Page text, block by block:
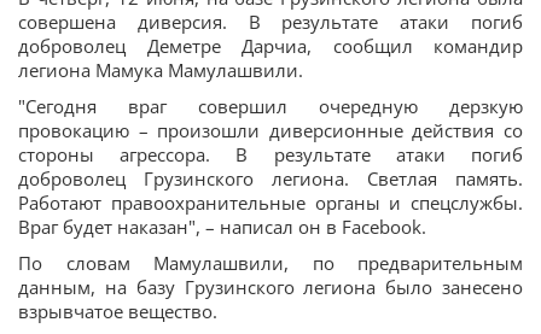
совершена диверсия. В результате атаки погиб
доброволец Деметре Дарчиа, сообщил командир
легиона Мамука Мамулашвили.
"Сегодня враг совершил очередную дерзкую
провокацию – произошли диверсионные действия со
стороны агрессора. В результате атаки погиб
доброволец Грузинского легиона. Светлая память.
Работают правоохранительные органы и спецслужбы.
Враг будет наказан", – написал он в Facebook.
По словам Мамулашвили, по предварительным
данным, на базу Грузинского легиона было занесено
взрывчатое вещество.